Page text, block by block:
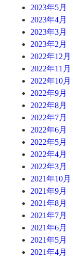
2023年5月
2023年4月
2023年3月
2023年2月
2022年12月
2022年11月
2022年10月
2022年9月
2022年8月
2022年7月
2022年6月
2022年5月
2022年4月
2022年3月
2021年10月
2021年9月
2021年8月
2021年7月
2021年6月
2021年5月
2021年4月